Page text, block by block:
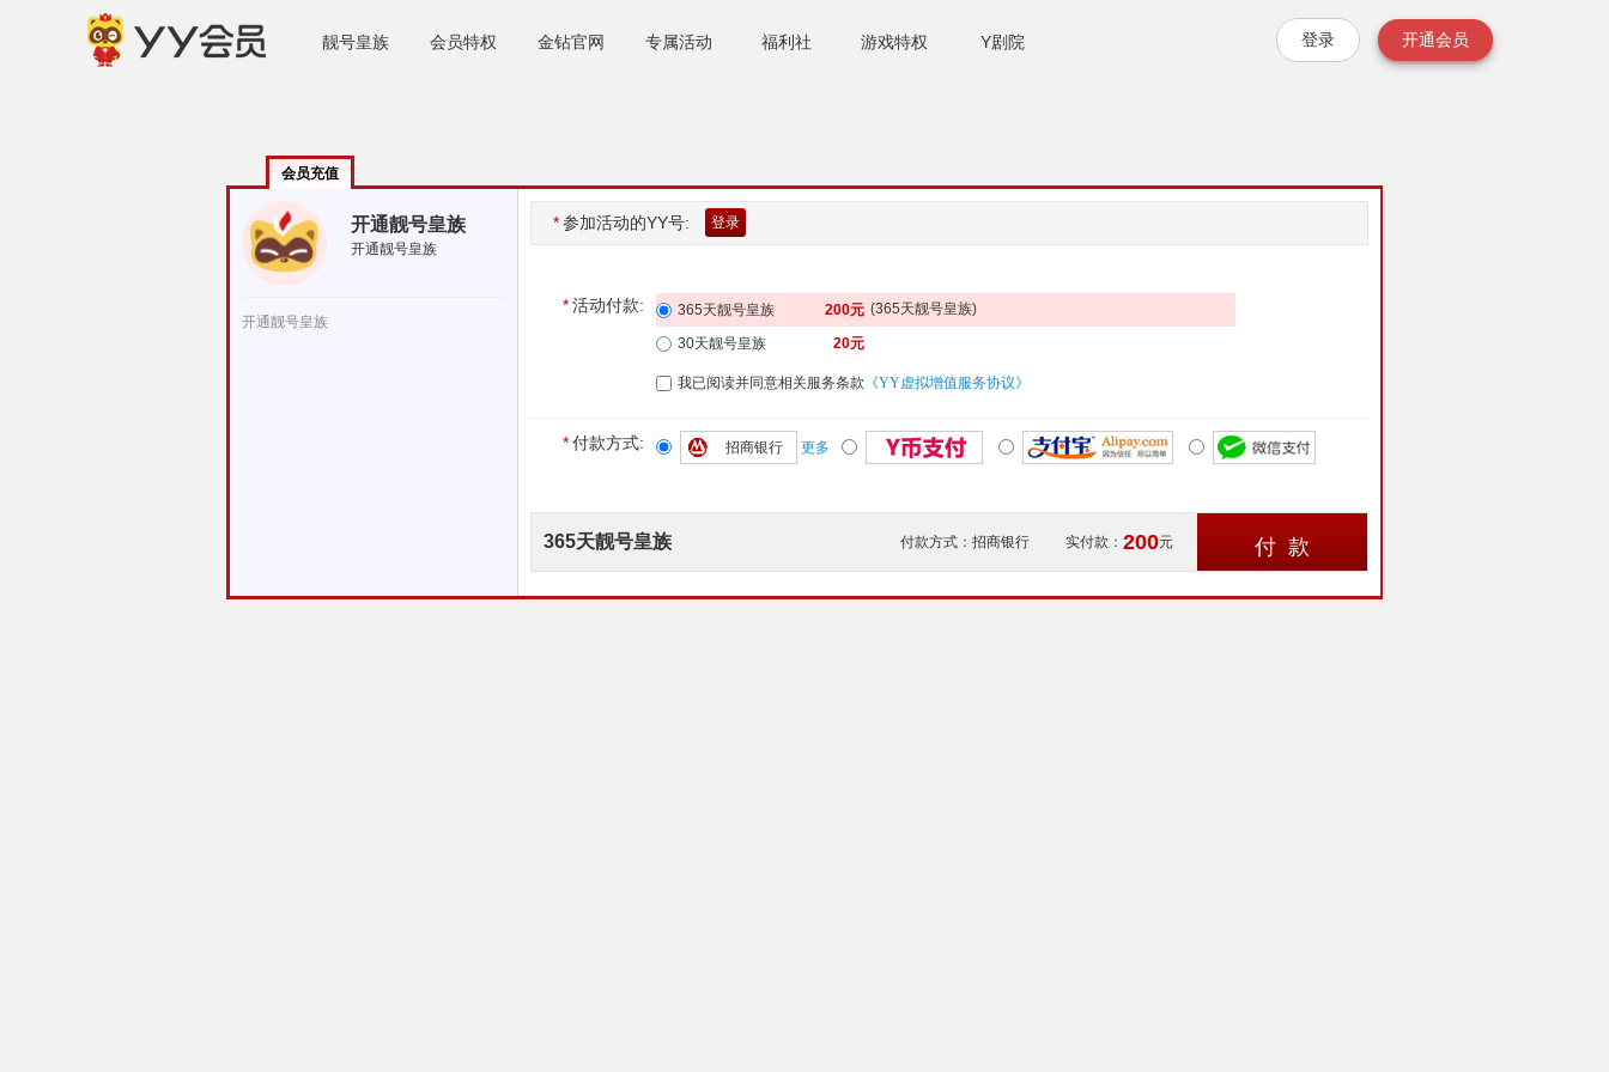
靓号皇族 会员特权 金钻官网 专属活动 福利社 游戏特权 Y剧院 登录 开通会员
会员充值
开通靓号皇族
开通靓号皇族
开通靓号皇族
*参加活动的YY号: 登录
*活动付款: 365天靓号皇族 200元 (365天靓号皇族)
30天靓号皇族 20元
我已阅读并同意相关服务条款 《YY虚拟增值服务协议》
*付款方式: 招商银行 更多
365天靓号皇族 付款方式： 招商银行 实付款： 200元 付 款